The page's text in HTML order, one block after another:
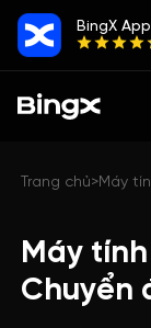
BingX App
Trang chủ>Máy
Máy
Chuyển